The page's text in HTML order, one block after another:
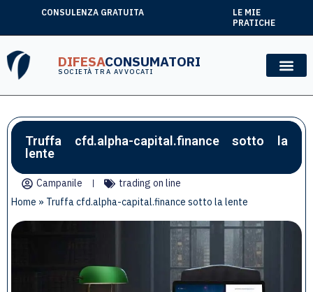
CONSULENZA GRATUITA
LE MIE
PRATICHE
DIFESACONSUMATORI
SOCIETÀ TRA AVVOCATI
Truffa cfd.alpha-capital.finance sotto la
lente
Campanile
trading on line
Home » Truffa cfd.alpha-capital.finance sotto la lente